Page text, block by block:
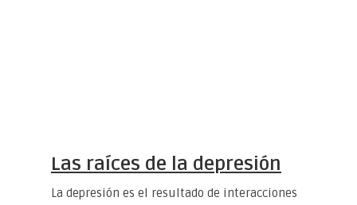
Las raíces de la depresión
La depresión es el resultado de interacciones